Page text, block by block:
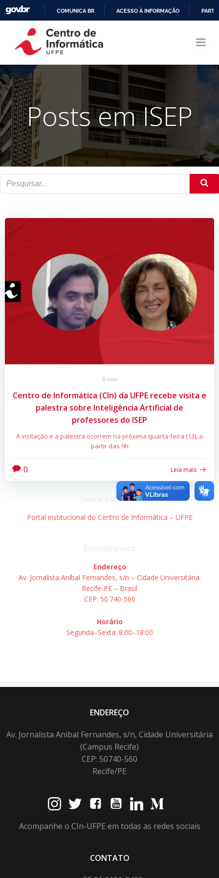
CONTEÚDO
COMUNICA BR ACESSO À INFORMAÇÃO
Posts em ISEP
8 nov
Centro de Informática (CIn) da UFPE recebe visita e
palestra sobre Inteligência Artificial de
professores do ISEP
A visitação e a palestra ocorrem na próxima quarta-feira (13), a
partir das 9h
0 Leia mais
Sobre este site
Portal institucional do Centro de Informática – UFPE
Endereço
Av. Jornalista Aníbal Fernandes, s/n – Cidade Universitária.
Recife-PE – Brasil
CEP: 50.740-560
Horário
Segunda–Sexta: 8:00–18:00
ENDEREÇO
Av. Jornalista Anibal Fernandes, s/n, Cidade Universitária
(Campus Recife)
CEP: 50740-560
Recife/PE
Acompanhe o CIn-UFPE em todas as redes sociais
CONTATO